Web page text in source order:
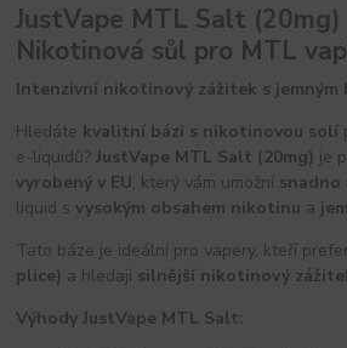
JustVape MTL Salt
Nikotinová sůl pro MTL
Intenzivní nikotinový zážitek s jemným
Hledáte kvalitní bázi s nikotinovou solí
e-liquidů?JustVape MTL Salt (20mg) je
vyrobený v EU, který vám umožní snadno
liquid svysokým obsahem nikotinu a
Tato báze je ideální pro vapery, kteří
plíce) a hledají silnější nikotinový
Výhody JustVape MTL Salt: